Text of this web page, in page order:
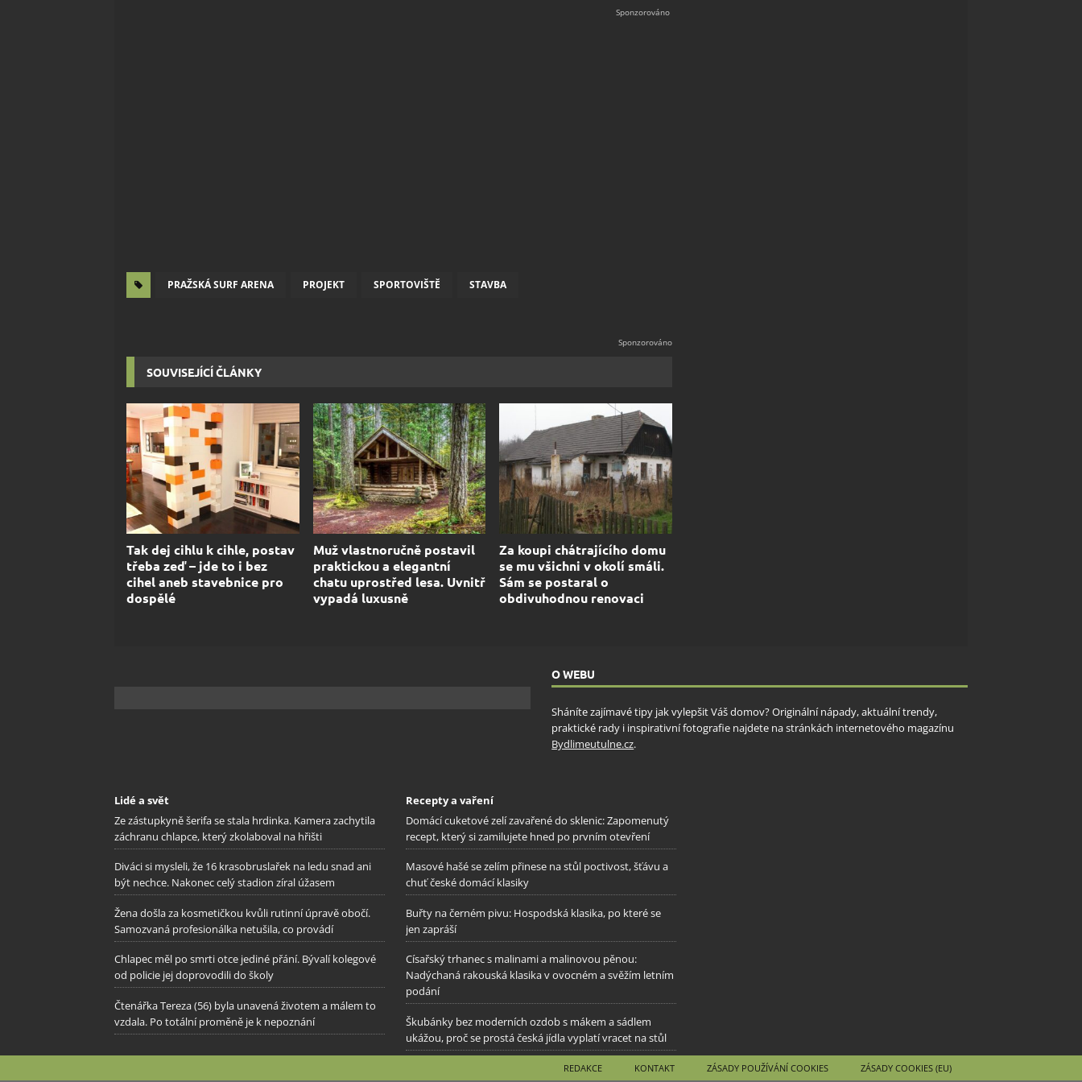
PRAŽSKÁ SURF ARENA PROJEKT SPORTOVIŠTĚ STAVBA
SOUVISEJÍCÍ ČLÁNKY
Tak dej cihlu k cihle, postav
třeba zeď – jde to i bez
cihel aneb stavebnice pro
dospělé
Muž vlastnoručně postavil
praktickou a elegantní
chatu uprostřed lesa. Uvnitř
vypadá luxusně
Za koupi chátrajícího domu
se mu všichni v okolí smáli.
Sám se postaral o
obdivuhodnou renovaci
O WEBU
Sháníte zajímavé tipy jak vylepšit Váš domov? Originální nápady, aktuální trendy,
praktické rady i inspirativní fotografie najdete na stránkách internetového magazínu
Bydlimeutulne.cz.
Lidé a svět
Ze zástupkyně šerifa se stala hrdinka. Kamera zachytila
záchranu chlapce, který zkolaboval na hřišti
Diváci si mysleli, že 16 krasobruslařek na ledu snad ani
být nechce. Nakonec celý stadion zíral úžasem
Žena došla za kosmetičkou kvůli rutinní úpravě obočí.
Samozvaná profesionálka netušila, co provádí
Chlapec měl po smrti otce jediné přání. Bývalí kolegové
od policie jej doprovodili do školy
Čtenářka Tereza (56) byla unavená životem a málem to
vzdala. Po totální proměně je k nepoznání
Recepty a vaření
Domácí cuketové zelí zavařené do sklenic: Zapomenutý
recept, který si zamilujete hned po prvním otevření
Masové hašé se zelím přinese na stůl poctivost, šťávu a
chuť české domácí klasiky
Buřty na černém pivu: Hospodská klasika, po které se
jen zapráší
Císařský trhanec s malinami a malinovou pěnou:
Nadýchaná rakouská klasika v ovocném a svěžím letním
podání
Škubánky bez moderních ozdob s mákem a sádlem
ukážou, proč se prostá česká jídla vyplatí vracet na stůl
REDAKCE KONTAKT ZÁSADY POUŽÍVÁNÍ COOKIES ZÁSADY COOKIES (EU)